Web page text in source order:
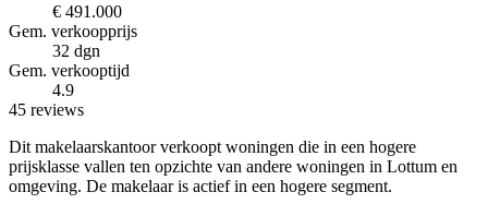
€ 491.000
Gem. verkoopprijs
32 dgn
Gem. verkooptijd
4.9
45 reviews
Dit makelaarskantoor verkoopt woningen die in een hogere
prijsklasse vallen ten opzichte van andere woningen in Lottum en
omgeving. De makelaar is actief in een hogere segment.